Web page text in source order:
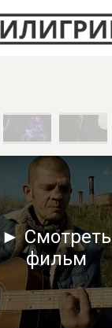
► Смотреть
фильм